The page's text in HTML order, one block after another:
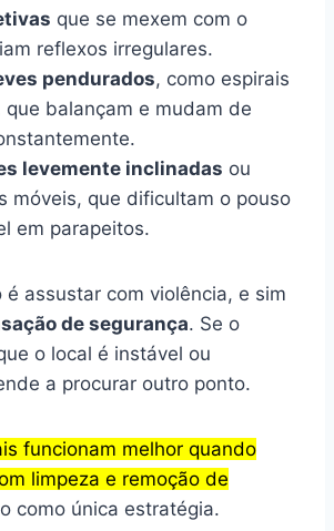
que se mexem com o
reflexos irregulares.
pendurados, como espirais
que balançam e mudam de
levemente inclinadas ou
móveis, que dificultam o pouso
em parapeitos.
é assustar com violência, e sim
de segurança. Se o
o local é instável ou
a procurar outro ponto.
funcionam melhor quando
limpeza e remoção de
como única estratégia.